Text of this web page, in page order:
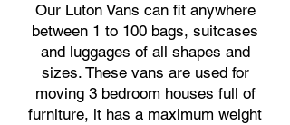
Our Luton Vans can fit anywhere
between 1 to 100 bags, suitcases
and luggages of all shapes and
sizes. These vans are used for
moving 3 bedroom houses full of
furniture, it has a maximum weight